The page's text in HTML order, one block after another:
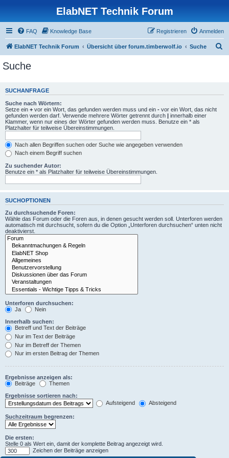
ElabNET Technik Forum
FAQ Knowledge Base Anmelden
Registrieren
ElabNET Technik Forum Übersicht über forum.timberwolf.io Suche
e
Suche
SUCHANFRAGE
Suche nach Wörtern:
Setze ein + vor ein Wort, das gefunden werden muss und ein - vor ein Wort, das nicht
gefunden werden darf. Verwende mehrere Wörter getrennt durch | innerhalb einer
Klammer, wenn nur eines der Wörter gefunden werden muss. Benutze ein * als
Platzhalter für teilweise Übereinstimmungen.
Nach allen Begriffen suchen oder Suche wie angegeben verwenden
Nach einem Begriff suchen
Zu suchender Autor:
Benutze ein * als Platzhalter für teilweise Übereinstimmungen.
SUCHOPTIONEN
Zu durchsuchende Foren:
Wähle das Forum oder die Foren aus, in denen gesucht werden soll. Unterforen werden
automatisch mit durchsucht, sofern du die Option „Unterforen durchsuchen“ unten nicht
deaktivierst.
Unterforen durchsuchen:
Ja
Nein
Innerhalb suchen:
Betreff und Text der Beiträge
Nur im Text der Beiträge
Nur im Betreff der Themen
Nur im ersten Beitrag der Themen
Ergebnisse anzeigen als:
Beiträge
Themen
Ergebnisse sortieren nach:
Aufsteigend
Absteigend
Suchzeitraum begrenzen:
Die ersten:
Stelle 0 als Wert ein, damit der komplette Beitrag angezeigt wird.
Zeichen der Beiträge anzeigen